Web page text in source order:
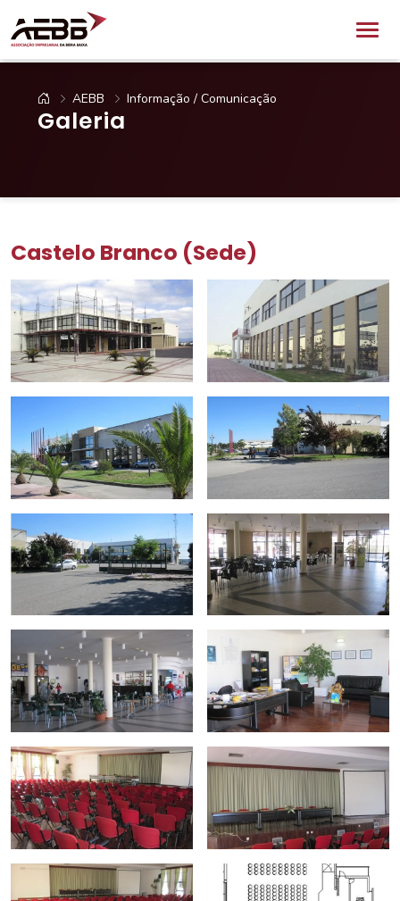
AEBB Informação / Comunicação
Galeria
Castelo Branco (Sede)